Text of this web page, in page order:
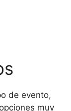
de evento,
muy